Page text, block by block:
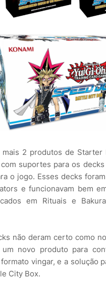
mais 2 produtos de
suportes para os
o jogo. Esses decks
e funcionavam bem
em Rituais e
não deram certo como
novo produto para
vingar, e a solução
City Box.